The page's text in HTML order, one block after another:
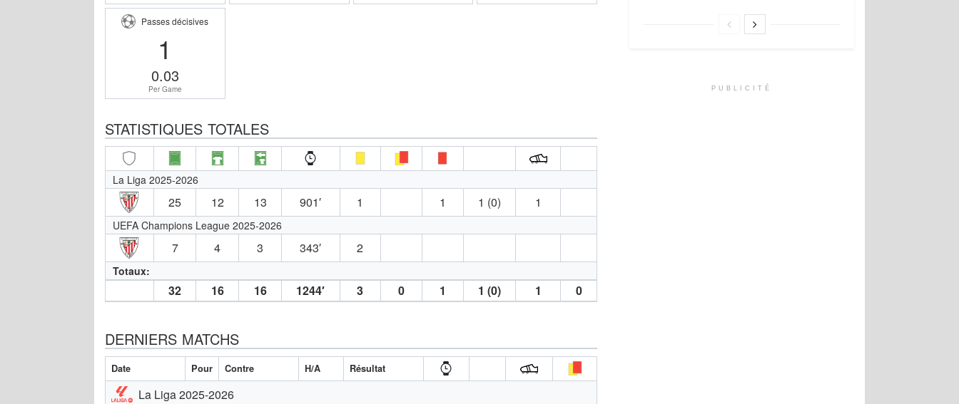
Passes décisives
1
0.03
Per Game
STATISTIQUES TOTALES
La Liga 2025-2026
25 12 13 901′ 1 1 1 (0) 1
UEFA Champions League 2025-2026
7 4 3 343′ 2
Totaux:
32 16 16 1244′ 3 0 1 1 (0) 1 0
DERNIERS MATCHS
Date Pour Contre H/A Résultat
La Liga 2025-2026
PUBLICITÉ